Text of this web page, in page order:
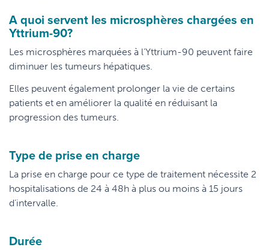
A quoi servent les microsphères chargées en
Yttrium-90?
Les microsphères marquées à l’Yttrium-90 peuvent faire
diminuer les tumeurs hépatiques.
Elles peuvent également prolonger la vie de certains
patients et en améliorer la qualité en réduisant la
progression des tumeurs.
Type de prise en charge
La prise en charge pour ce type de traitement nécessite 2
hospitalisations de 24 à 48h à plus ou moins à 15 jours
d’intervalle.
Durée